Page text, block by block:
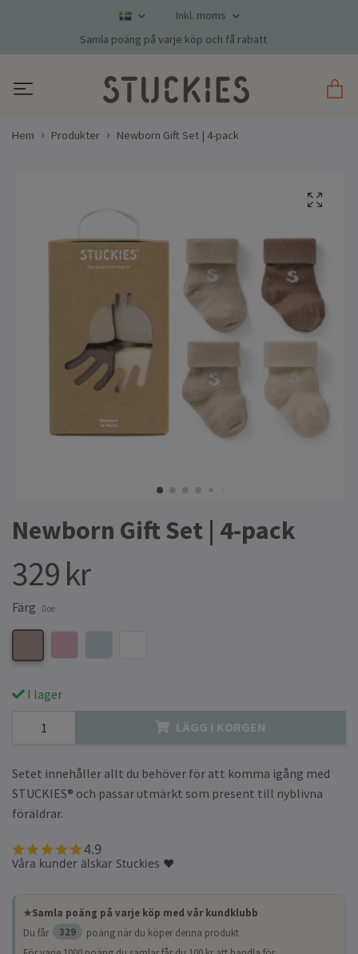
Inkl. moms
Samla poäng på varje köp och få rabatt
Hem Produkter Newborn Gift Set | 4-pack
Newborn Gift Set | 4-pack
329 kr
Färg Doe
I lager
LÄGG I KORGEN
Setet innehåller allt du behöver för att komma igång med
STUCKIES® och passar utmärkt som present till nyblivna
föräldrar.
Samla poäng på varje köp med vår kundklubb
Du får
329
poäng när du köper denna produkt